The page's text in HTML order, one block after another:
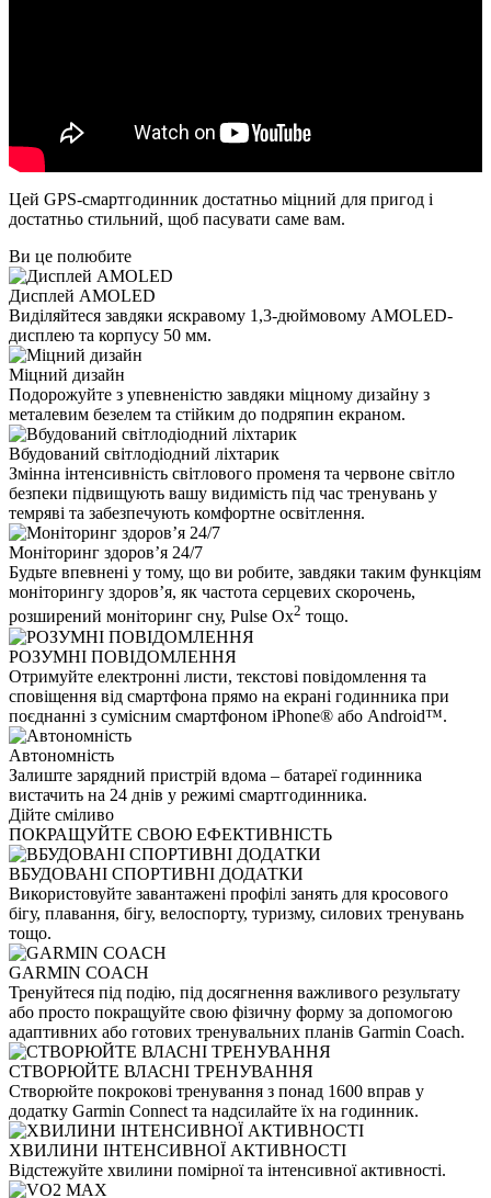
Цей GPS-смартгодинник достатньо міцний для пригод і
достатньо стильний, щоб пасувати саме вам.
Ви це полюбите
Дисплей AMOLED
Виділяйтеся завдяки яскравому 1,3-дюймовому AMOLED-
дисплею та корпусу 50 мм.
Міцний дизайн
Подорожуйте з упевненістю завдяки міцному дизайну з
металевим безелем та стійким до подряпин екраном.
Вбудований світлодіодний ліхтарик
Змінна інтенсивність світлового променя та червоне світло
безпеки підвищують вашу видимість під час тренувань у
темряві та забезпечують комфортне освітлення.
Моніторинг здоров’я 24/7
Будьте впевнені у тому, що ви робите, завдяки таким функціям
моніторингу здоров’я, як частота серцевих скорочень,
розширений моніторинг сну, Pulse Ox2 тощо.
РОЗУМНІ ПОВІДОМЛЕННЯ
Отримуйте електронні листи, текстові повідомлення та
сповіщення від смартфона прямо на екрані годинника при
поєднанні з сумісним смартфоном iPhone® або Android™.
Автономність
Залиште зарядний пристрій вдома – батареї годинника
вистачить на 24 днів у режимі смартгодинника.
Дійте сміливо
ПОКРАЩУЙТЕ СВОЮ ЕФЕКТИВНІСТЬ
ВБУДОВАНІ СПОРТИВНІ ДОДАТКИ
Використовуйте завантажені профілі занять для кросового
бігу, плавання, бігу, велоспорту, туризму, силових тренувань
тощо.
GARMIN COACH
Тренуйтеся під подію, під досягнення важливого результату
або просто покращуйте свою фізичну форму за допомогою
адаптивних або готових тренувальних планів Garmin Coach.
СТВОРЮЙТЕ ВЛАСНІ ТРЕНУВАННЯ
Створюйте покрокові тренування з понад 1600 вправ у
додатку Garmin Connect та надсилайте їх на годинник.
ХВИЛИНИ ІНТЕНСИВНОЇ АКТИВНОСТІ
Відстежуйте хвилини помірної та інтенсивної активності.